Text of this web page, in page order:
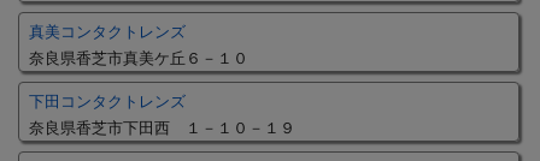
真美コンタクトレンズ
奈良県香芝市真美ケ丘６－１０
下田コンタクトレンズ
奈良県香芝市下田西 １－１０－１９